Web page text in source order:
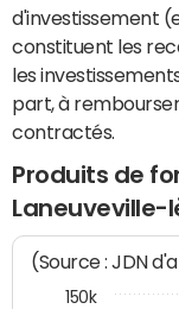
d'investissement
constituent les
les
part, à
contractés.
Produits de
Laneuveville-
(Source : JDN
150k